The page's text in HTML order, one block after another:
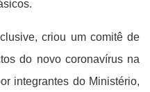
criou um comitê de
do novo coronavírus na
integrantes do Ministério,